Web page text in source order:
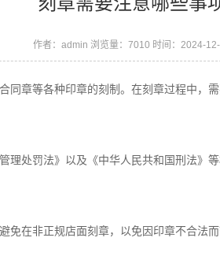
作者：admin 浏览量：7010 时间：2024-
章等各种印章的刻制。在刻章过程中
处罚法》以及《中华人民共和国刑法
在非正规店面刻章，以免因印章不合法而